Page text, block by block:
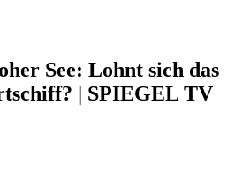
See: Lohnt sich das
| SPIEGEL TV